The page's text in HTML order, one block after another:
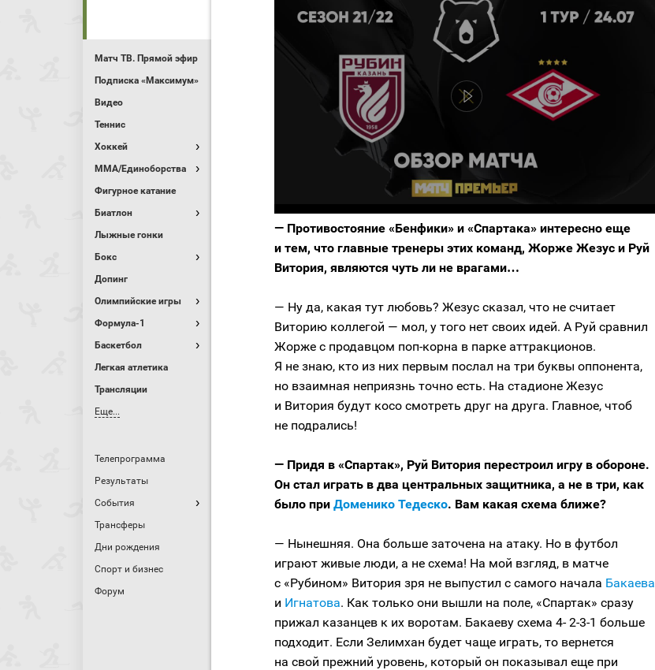
Матч ТВ. Прямой эфир
Подписка «Максимум»
Видео
Теннис
Хоккей
MMA/Единоборства
Фигурное катание
Биатлон
Лыжные гонки
Бокс
Допинг
Олимпийские игры
Формула-1
Баскетбол
Легкая атлетика
Трансляции
Еще...
Телепрограмма
Результаты
События
Трансферы
Дни рождения
Спорт и бизнес
Форум
— Противостояние «Бенфики» и «Спартака» интересно еще
и тем, что главные тренеры этих команд, Жорже Жезус и Руй
Витория, являются чуть ли не врагами…
— Ну да, какая тут любовь? Жезус сказал, что не считает
Виторию коллегой — мол, у того нет своих идей. А Руй сравнил
Жорже с продавцом поп-корна в парке аттракционов.
Я не знаю, кто из них первым послал на три буквы оппонента,
но взаимная неприязнь точно есть. На стадионе Жезус
и Витория будут косо смотреть друг на друга. Главное, чтоб
не подрались!
— Придя в «Спартак», Руй Витория перестроил игру в обороне.
Он стал играть в два центральных защитника, а не в три, как
было при Доменико Тедеско. Вам какая схема ближе?
— Нынешняя. Она больше заточена на атаку. Но в футбол
играют живые люди, а не схема! На мой взгляд, в матче
с «Рубином» Витория зря не выпустил с самого начала Бакаева
и Игнатова. Как только они вышли на поле, «Спартак» сразу
прижал казанцев к их воротам. Бакаеву схема 4- 2-3-1 больше
подходит. Если Зелимхан будет чаще играть, то вернется
на свой прежний уровень, который он показывал еще при